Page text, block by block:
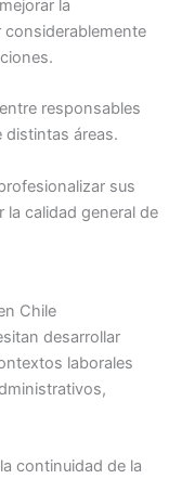
la
responsables
distintas áreas.
sus
calidad general de
Chile
desarrollar
laborales
continuidad de la